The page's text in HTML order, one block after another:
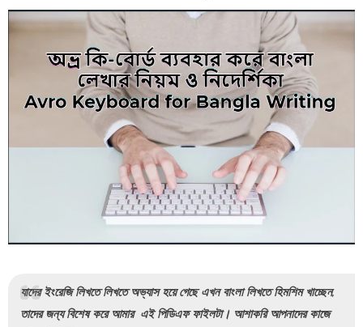
যাদের ইংরেজি লিখতে লিখতে অভ্যাস হয়ে গেছে এখন বাংলা লিখতে হিমশিম খাচ্ছেন,
তাদের জন্য বিশেষ করে আমার এই পিডিএফ ফাইলটা। আশাকরি আপনাদের কাজে